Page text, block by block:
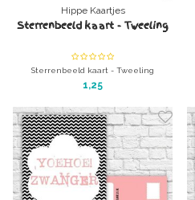
Hippe Kaartjes
Sterrenbeeld kaart - Tweeling
Sterrenbeeld kaart - Tweeling
A6 kaart zonder enveloppe
1,25